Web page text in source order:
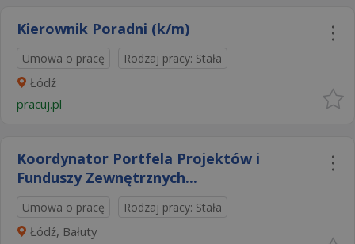
Kierownik Poradni (k/m)
Umowa o pracę Rodzaj pracy: Stała
Łódź
pracuj.pl
Koordynator Portfela Projektów i
Funduszy Zewnętrznych...
Umowa o pracę Rodzaj pracy: Stała
Łódź, Bałuty